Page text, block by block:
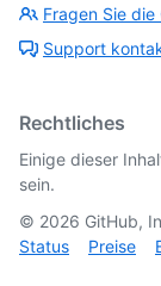
Fragen Sie
Support
Rechtliches
Einige dieser
sein.
© 2026 GitHub,
Status
Preise